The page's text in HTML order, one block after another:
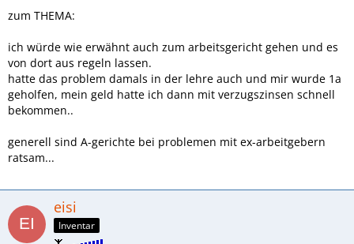
zum THEMA:
ich würde wie erwähnt auch zum arbeitsgericht gehen und es
von dort aus regeln lassen.
hatte das problem damals in der lehre auch und mir wurde 1a
geholfen, mein geld hatte ich dann mit verzugszinsen schnell
bekommen..
generell sind A-gerichte bei problemen mit ex-arbeitgebern
ratsam...
eisi
Inventar